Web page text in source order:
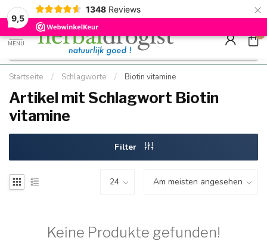
9,5
1348 Reviews ×
Kostenloser DE-Versand ab Mindestbestellwert |
Schnell geliefert
Minimum
Hızlı
MENU
0
Startseite / Schlagworte / Biotin vitamine
Artikel mit Schlagwort Biotin
vitamine
Filter
Keine Produkte gefunden!